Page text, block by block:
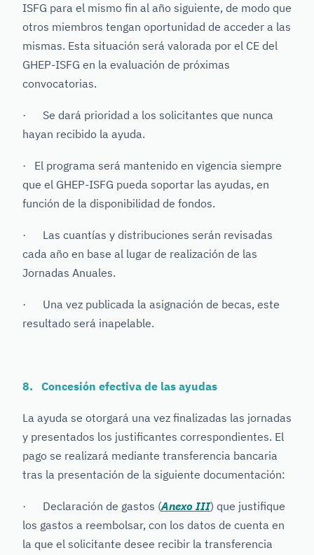
ISFG para el mismo fin al año siguiente, de modo que
otros miembros tengan oportunidad de acceder a las
mismas. Esta situación será valorada por el CE del
GHEP-ISFG en la evaluación de próximas
convocatorias.
· Se dará prioridad a los solicitantes que nunca
hayan recibido la ayuda.
· El programa será mantenido en vigencia siempre
que el GHEP-ISFG pueda soportar las ayudas, en
función de la disponibilidad de fondos.
· Las cuantías y distribuciones serán revisadas
cada año en base al lugar de realización de las
Jornadas Anuales.
· Una vez publicada la asignación de becas, este
resultado será inapelable.
8. Concesión efectiva de las ayudas
La ayuda se otorgará una vez finalizadas las jornadas
y presentados los justificantes correspondientes. El
pago se realizará mediante transferencia bancaria
tras la presentación de la siguiente documentación:
· Declaración de gastos (Anexo III) que justifique
los gastos a reembolsar, con los datos de cuenta en
la que el solicitante desee recibir la transferencia